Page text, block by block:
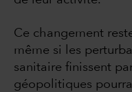
Ce changement
même si les
sanitaire finissent
géopolitiques